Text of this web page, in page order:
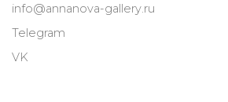
info@annanova-gallery.ru
Telegram
VK